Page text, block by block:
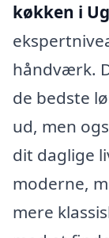
køkken i
håndværk.
de bedste
ud, men
dit daglige
moderne,
mere